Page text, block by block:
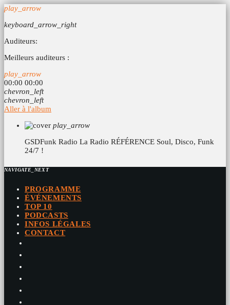
play_arrow
keyboard_arrow_right
Auditeurs:
Meilleurs auditeurs :
play_arrow
00:00 00:00
chevron_left
chevron_left
Aller à l'album
play_arrow
GSDFunk Radio La Radio RÉFÉRENCE Soul, Disco, Funk
24/7 !
NAVIGATE_NEXT
PROGRAMME
ÉVÉNEMENTS
TOP 10
PODCASTS
INFOS LÉGALES
CONTACT